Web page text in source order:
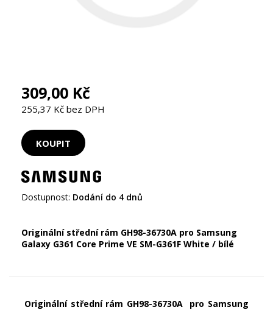
309,00 Kč
255,37 Kč bez DPH
Dostupnost: Dodání do 4 dnů
Originální střední rám GH98-36730A pro Samsung
Galaxy G361 Core Prime VE SM-G361F White / bílé
Originální střední rám GH98-36730A pro Samsung